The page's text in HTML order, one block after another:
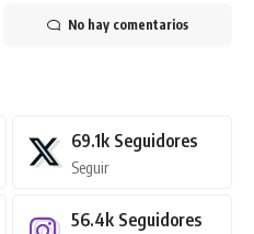
No hay comentarios
69.1k Seguidores
Seguir
56.4k Seguidores